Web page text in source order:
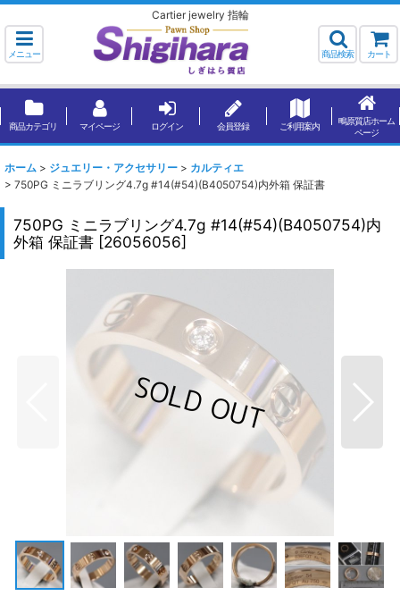
Cartier jewelry 指輪
メニュー 商品検索 カート
商品カテゴリ マイページ ログイン 会員登録 ご利用案内
鴫原質店ホーム
ページ
ホーム > ジュエリー・アクセサリー > カルティエ
> 750PG ミニラブリング4.7g #14(#54)(B4050754)内外箱 保証書
750PG ミニラブリング4.7g #14(#54)(B4050754)内
外箱 保証書 [26056056]